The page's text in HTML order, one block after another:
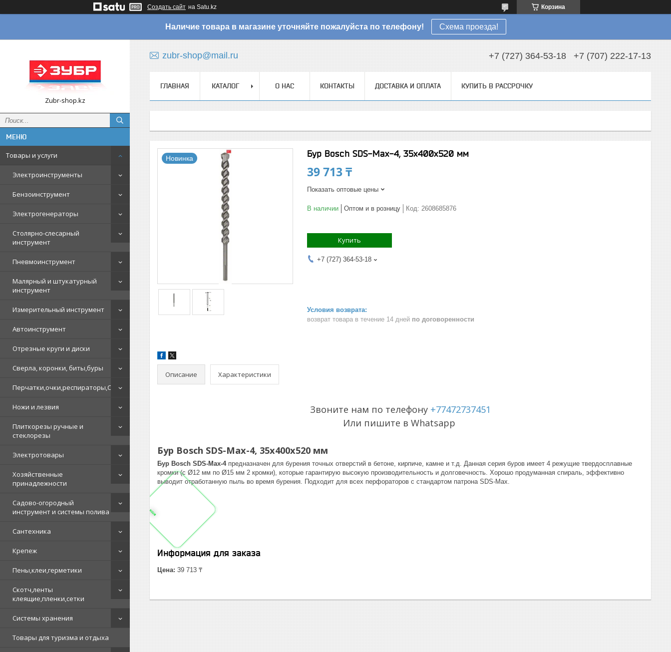
Создать сайт на Satu.kz Корзина
Наличие товара в магазине уточняйте пожалуйста по телефону! Схема проезда!
Zubr-shop.kz
Товары и услуги
Электроинструменты
Бензоинструмент
Электрогенераторы
Столярно-слесарный
инструмент
Пневмоинструмент
Малярный и штукатурный
инструмент
Измерительный инструмент
Автоинструмент
Отрезные круги и диски
Сверла, коронки, биты,буры
Перчатки,очки,респираторы,СИЗ
Ножи и лезвия
Плиткорезы ручные и
стеклорезы
Электротовары
Хозяйственные
принадлежности
Садово-огородный
инструмент и системы полива
Сантехника
Крепеж
Пены,клеи,герметики
Скотч,ленты
клеящие,пленки,сетки
Системы хранения
Товары для туризма и отдыха
zubr-shop@mail.ru +7 (727) 364-53-18 +7 (707) 222-17-13
ГЛАВНАЯ КАТАЛОГ О НАС КОНТАКТЫ ДОСТАВКА И ОПЛАТА КУПИТЬ В РАССРОЧКУ
Новинка Бур Bosch SDS-Max-4, 35x400x520 мм
39 713 ₸
Показать оптовые цены
В наличии Оптом и в розницу Код: 2608685876
Купить
+7 (727) 364-53-18
возврат товара в течение 14 дней по договоренности
Описание Характеристики
Звоните нам по телефону +77472737451
Или пишите в Whatsapp
Бур Bosch SDS-Max-4, 35x400x520 мм
Бур Bosch SDS-Max-4предназначен для бурения точных отверстий в бетоне, кирпиче, камне и т.д. Данная серия буров имеет 4 режущие твердосплавные
кромки (с Ø12 мм по Ø15 мм 2 кромки), которые гарантирую высокую производительность и долговечность. Хорошо продуманная спираль, эффективно
выводит отработанную пыль во время бурения. Подходит для всех перфораторов с стандартом патрона SDS-Max.
Информация для заказа
Цена: 39 713 ₸